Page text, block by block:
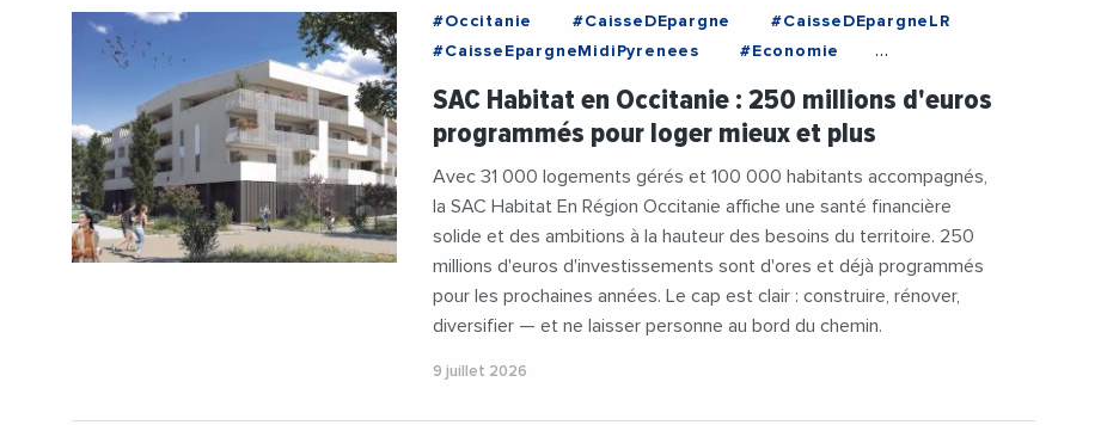
#Occitanie #CaisseDEpargne
#CaisseDEpargneLR
#CaisseEpargneMidiPyrenees
#Economie
#UnToitPourTous
SAC Habitat en Occitanie : 250 millions d'euros
programmés pour loger mieux et plus
Avec 31 000 logements gérés et 100 000 habitants accompagnés,
la SAC Habitat En Région Occitanie affiche une santé financière
solide et des ambitions à la hauteur des besoins du territoire. 250
millions d'euros d'investissements sont d'ores et déjà programmés
pour les prochaines années. Le cap est clair : construire, rénover,
diversifier — et ne laisser personne au bord du chemin.
9 juillet 2026